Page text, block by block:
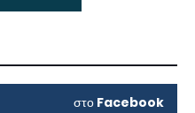
στο Facebook